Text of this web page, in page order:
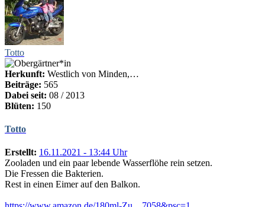
Totto
Herkunft: Westlich von Minden,…
Beiträge: 565
Dabei seit: 08 / 2013
Blüten: 150
Totto
Erstellt: 16.11.2021 - 13:44 Uhr
Zooladen und ein paar lebende Wasserflöhe rein setzen.
Die Fressen die Bakterien.
Rest in einen Eimer auf den Balkon.